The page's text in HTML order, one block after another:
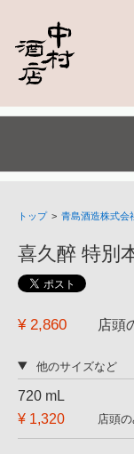
トップ > 青島酒造株式会
喜久醉 特別
¥ 2,860 店頭
他のサイズなど
720 mL
¥ 1,320
店頭の